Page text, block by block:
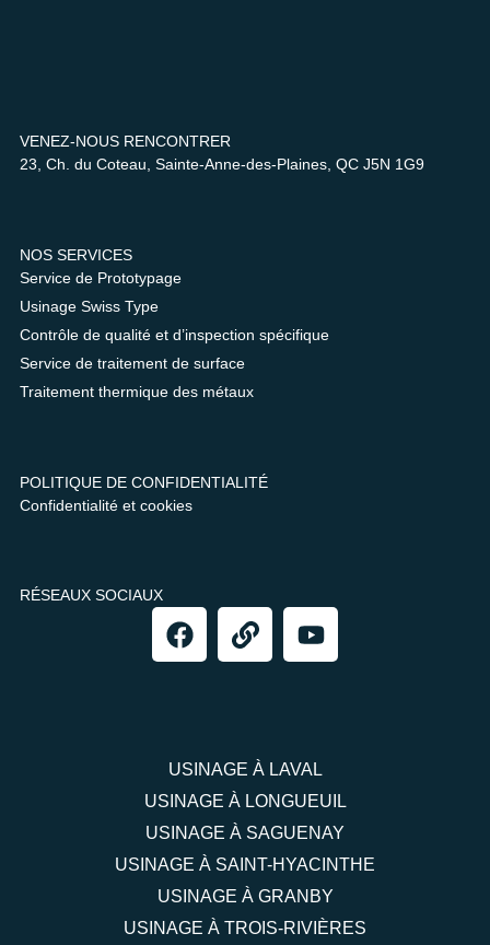
VENEZ-NOUS RENCONTRER
23, Ch. du Coteau, Sainte-Anne-des-Plaines, QC J5N 1G9
NOS SERVICES
Service de Prototypage
Usinage Swiss Type
Contrôle de qualité et d’inspection spécifique
Service de traitement de surface
Traitement thermique des métaux
POLITIQUE DE CONFIDENTIALITÉ
Confidentialité et cookies
RÉSEAUX SOCIAUX
USINAGE À LAVAL
USINAGE À LONGUEUIL
USINAGE À SAGUENAY
USINAGE À SAINT-HYACINTHE
USINAGE À GRANBY
USINAGE À TROIS-RIVIÈRES